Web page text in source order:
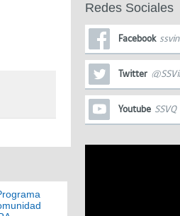
Redes Sociales
Facebook
Twitter
Youtube SSVQ